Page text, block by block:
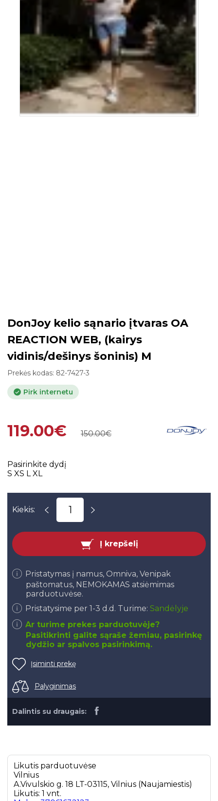
DonJoy kelio sąnario įtvaras OA
REACTION WEB, (kairys
vidinis/dešinys šoninis) M
Prekės kodas: 82-7427-3
Pirk internetu
119.00€ 150.00€
Pasirinkite dydį
S XS L XL
Kiekis:
Į krepšelį
Pristatymas į namus, Omniva, Venipak
paštomatus, NEMOKAMAS atsiėmimas
parduotuvėse.
Pristatysime per 1-3 d.d. Turime: Sandėlyje
Ar turime prekes parduotuvėje?
Pasitikrinti galite sąraše žemiau, pasirinkę
dydžio ar spalvos pasirinkimą.
Įsiminti prekę
Palyginimas
Dalintis su draugais:
Likutis parduotuvėse
Vilnius
A.Vivulskio g. 18 LT-03115, Vilnius (Naujamiestis)
Likutis: 1 vnt.